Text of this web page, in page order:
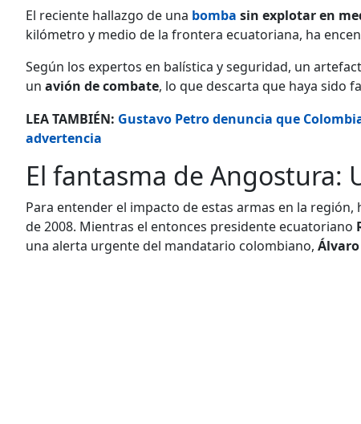
El reciente hallazgo de una bomba sin explotar en
kilómetro y medio de la frontera ecuatoriana, ha
Según los expertos en balística y seguridad, un
un avión de combate, lo que descarta que haya sido
LEA TAMBIÉN: Gustavo Petro denuncia que
advertencia
El fantasma de Angostura:
Para entender el impacto de estas armas en la
de 2008. Mientras el entonces presidente ecuatoriano
una alerta urgente del mandatario colombiano,